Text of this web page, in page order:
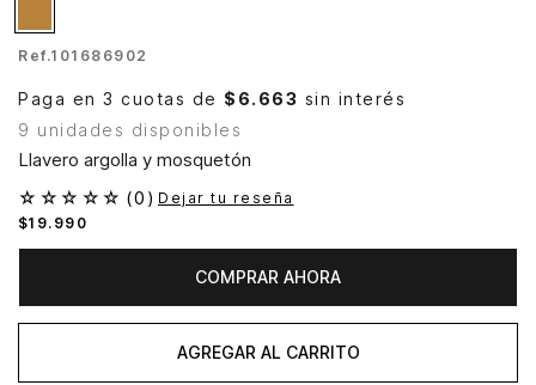
Ref.101686902
Paga en 3 cuotas de $6.663 sin interés
9 unidades disponibles
Llavero argolla y mosquetón
☆ ☆ ☆ ☆ ☆ (0 ) Dejar tu reseña
$19. 990
COMPRAR AHORA
AGREGAR AL CARRITO